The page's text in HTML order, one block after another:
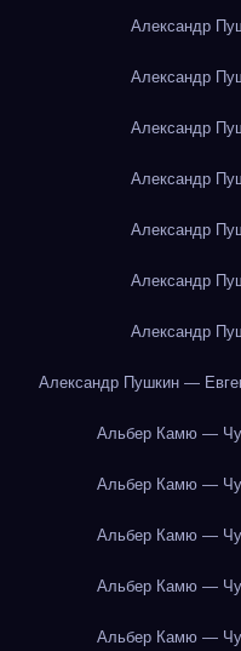
Александр
Александр
Александр
Александр
Александр
Александр
Александр
Александр Пушкин —
Альбер Камю —
Альбер Камю —
Альбер Камю —
Альбер Камю —
Альбер Камю —